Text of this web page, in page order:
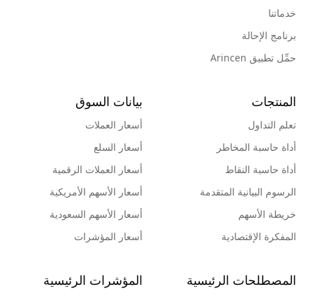
خدماتنا
برنامج الإحالة
حمِّل تطبيق Arincen
المنتجات
تعلم التداول
أداة حاسبة المخاطر
أداة حاسبة النقاط
الرسوم البيانية المتقدمة
خريطة الأسهم
المفكرة الإقتصادية
بيانات السوق
أسعار العملات
أسعار السلع
أسعار العملات الرقمية
أسعار الأسهم الأمريكية
أسعار الأسهم السعودية
أسعار المؤشرات
المصطلحات الرئيسية المؤشرات الرئيسية